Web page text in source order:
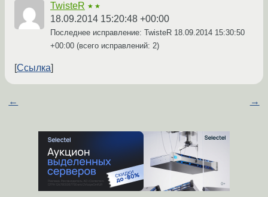
TwisteR ★★
18.09.2014 15:20:48 +00:00
Последнее исправление: TwisteR 18.09.2014 15:30:50
+00:00 (всего исправлений: 2)
Ссылка
← →